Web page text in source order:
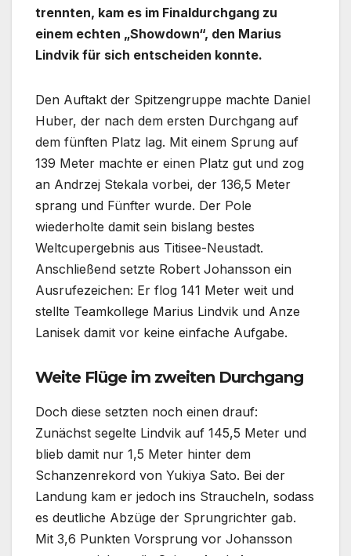
trennten, kam es im Finaldurchgang zu
einem echten „Showdown“, den Marius
Lindvik für sich entscheiden konnte.
Den Auftakt der Spitzengruppe machte Daniel
Huber, der nach dem ersten Durchgang auf
dem fünften Platz lag. Mit einem Sprung auf
139 Meter machte er einen Platz gut und zog
an Andrzej Stekala vorbei, der 136,5 Meter
sprang und Fünfter wurde. Der Pole
wiederholte damit sein bislang bestes
Weltcupergebnis aus Titisee-Neustadt.
Anschließend setzte Robert Johansson ein
Ausrufezeichen: Er flog 141 Meter weit und
stellte Teamkollege Marius Lindvik und Anze
Lanisek damit vor keine einfache Aufgabe.
Weite Flüge im zweiten Durchgang
Doch diese setzten noch einen drauf:
Zunächst segelte Lindvik auf 145,5 Meter und
blieb damit nur 1,5 Meter hinter dem
Schanzenrekord von Yukiya Sato. Bei der
Landung kam er jedoch ins Straucheln, sodass
es deutliche Abzüge der Sprungrichter gab.
Mit 3,6 Punkten Vorsprung vor Johansson